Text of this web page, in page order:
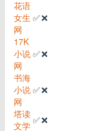
花语
女生
网
✅❌
17K
小说
网
✅❌
书海
小说
网
✅❌
塔读
文学 ✅❌